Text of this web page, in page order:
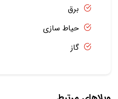
برق
حیاط سازی
گاز